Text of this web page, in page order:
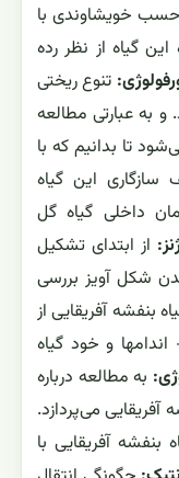
حسب خویشاوندی با
گیاه از نظر رده
تنوع ریختی
به عبارتی مطالعه
تا بدانیم که با
این گیاه
داخلی گیاه گل
از ابتدای تشکیل
شکل آویز بررسی
بنفشه آفریقایی از
و خود گیاه
به مطالعه درباره
می‌پردازد.
آفریقایی با